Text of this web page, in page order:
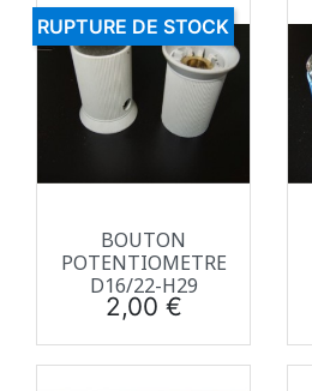
BOUTON
POTENTIOMETRE
D16/22-H29
Prix
2,00 €
RUPTURE DE STOCK